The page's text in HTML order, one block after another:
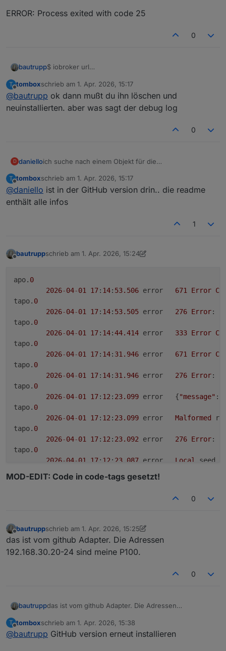
ERROR: Process exited with code 25
0
bautrupp$ iobroker url
host werkstatt --debug
Installing
https://www.npmjs.com/package/iobroker.tapo
(System call)
npm error code E403
npm error code E403npm error 403 403 Forbidden -
dependencies are requestingnpm error 403 a
policy, ornpm error 403 on a server you do not have
access to.npm error A complete log of this run can
be found in: /home/iobroker/.npm/_logs/2026-04-
T
Offline
tomboxschrieb am 1. Apr. 2026, 15:17
zuletzt editiert von
@bautrupp ok dann mußt du ihn löschen und
neuinstallierten. aber was sagt der debug log
0
D danielloich suche nach einem Objekt für die
"notifications" auszuwählen, da diese nur bei
Personenerkennung gesendet werden .. gibt es was
Konkreteres?
T
Offline
tomboxschrieb am 1. Apr. 2026, 15:17
zuletzt editiert von
@daniello ist in der GitHub version drin.. die readme
enthält alle infos
1
bautruppschrieb am 1. Apr. 2026, 15:24
zuletzt editiert von Homoran 4. Jan. 2026, 17:50
apo. 0
2026-04-01 17: 14: 53.506 671 Error
tapo. 0
2026-04-01 17: 14: 53.505 276 Error:
tapo. 0
2026-04-01 17: 14:44.414 333 Error
tapo. 0
2026-04-01 17: 14: 31.946 671 Error
tapo. 0
2026-04-01 17: 14: 31.946 276 Error:
tapo. 0
2026-04-01 17: 12 : 23.099
	error	{
"message" :
tapo. 0
2026-04-01 17: 12 : 23.099 Malformed
tapo. 0
2026-04-01 17: 12 : 23.092 276 Error:
tapo. 0
2026-04-01 17: 12 : 23.087 Local
seed
2026-04 -01 17:12:23.087
	error	{
"message"
tapo.
0
2026-04- 01 17 :12 :20.695
	error
tapo.0
MOD-EDIT: Code in code-tags gesetzt!
0
Offline
bautruppschrieb am 1. Apr. 2026, 15:25
zuletzt editiert von bautrupp4. Jan. 2026, 17:26
das ist vom github Adapter. Die Adressen
192.168.30.20-24 sind meine P100.
0
bautruppdas ist vom github Adapter. Die Adressen
T
Offline
tomboxschrieb am 1. Apr. 2026, 15:38
zuletzt editiert von
@bautrupp GitHub version erneut installieren